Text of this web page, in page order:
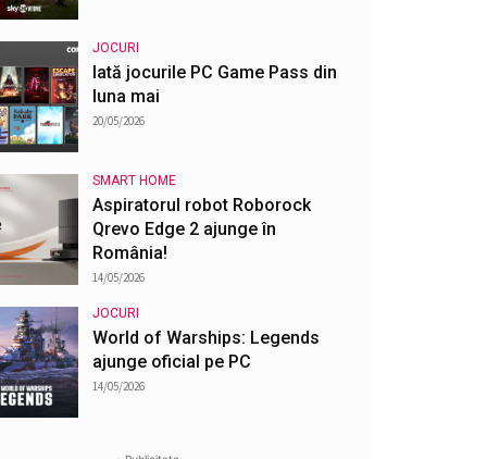
JOCURI
Iată jocurile PC Game Pass din
luna mai
20/05/2026
SMART HOME
Aspiratorul robot Roborock
Qrevo Edge 2 ajunge în
România!
14/05/2026
JOCURI
World of Warships: Legends
ajunge oficial pe PC
14/05/2026